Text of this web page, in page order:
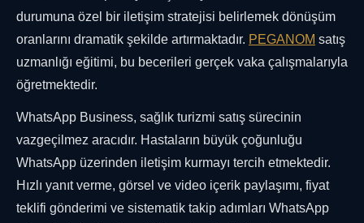
durumuna özel bir iletişim stratejisi belirlemek dönüşüm
oranlarını dramatik şekilde artırmaktadır. PEGANOM satış
uzmanlığı eğitimi, bu becerileri gerçek vaka çalışmalarıyla
öğretmektedir.
WhatsApp Business, sağlık turizmi satış sürecinin
vazgeçilmez aracıdır. Hastaların büyük çoğunluğu
WhatsApp üzerinden iletişim kurmayı tercih etmektedir.
Hızlı yanıt verme, görsel ve video içerik paylaşımı, fiyat
teklifi gönderimi ve sistematik takip adımları WhatsApp